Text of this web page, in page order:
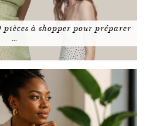
pièces à shopper pour préparer
…